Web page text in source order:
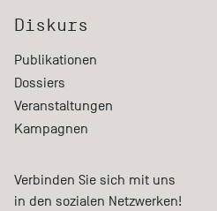
Diskurs
Publikationen
Dossiers
Veranstaltungen
Kampagnen
Verbinden Sie sich mit uns
in den sozialen Netzwerken!